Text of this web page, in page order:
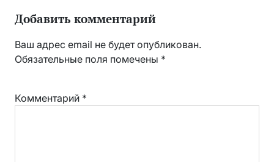
Добавить комментарий
Ваш адрес email не будет опубликован.
Обязательные поля помечены *
Комментарий *